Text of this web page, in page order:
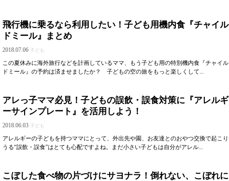
飛行機に乗るなら利用したい！子ども用機内食『チャイル
ドミール』まとめ
2018.07.06 子ども
この夏休みに海外旅行などを計画しているママ、もう子ども用の特別機内食『チャイル
ドミール』の予約は済ませましたか？ 子どもの空の旅をもっと楽しくして...
アレっ子ママ必見！子どもの誤飲・誤食対策に『アレルギ
ーサインプレート』を活用しよう！
2018.06.03 子ども
アレルギーの子どもを持つママにとって、外出先や園、お友達とのおやつ交換で起こり
うる“誤飲・誤食”はとても心配ですよね。まだ小さい子どもは自分がアレル...
こぼした食べ物の片づけにサヨナラ！倒れない、こぼれに